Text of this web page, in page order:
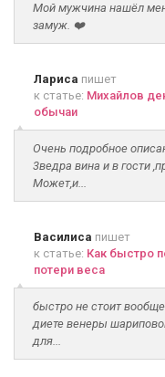
Мой мужчина нашёл
замуж. ❤️
Лариса пишет
к статье: Михайлов
обычаи
Очень подробное
3ведра вина и в гости
Может,и...
Василиса пишет
к статье: Как быстро
потери веса
быстро не стоит
диете венеры
для...